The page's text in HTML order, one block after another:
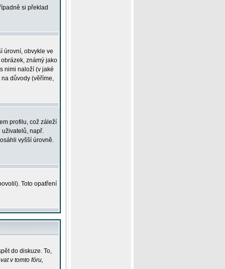
si překlad
úrovní, obvykle ve
známý jako
nimi naloží (v jaké
důvody (věříme,
profilu, což záleží
uživatelů, např.
vyšší úrovně.
Toto opatření
do diskuze. To,
v tomto fóru,